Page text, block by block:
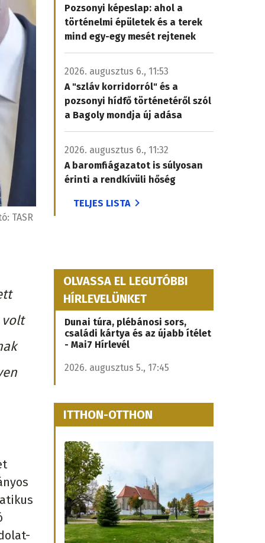
TASR
volt
Pozsonyi képeslap: ahol a
történelmi épületek és a terek
mind egy-egy mesét rejtenek
2026. augusztus 6., 11:53
A "szláv korridorról" és a
pozsonyi hídfő történetéről szól
a Bagoly mondja új adása
2026. augusztus 6., 11:32
A baromfiágazatot is súlyosan
érinti a rendkívüli hőség
TELJES LISTA
OLVASSA EL LEGUTÓBBI
HÍRLEVELÜNKET
Dunai túra, plébánosi sors,
családi kártya és az újabb ítélet
- Mai7 Hírlevél
2026. augusztus 5., 17:45
ITTHON-OTTHON